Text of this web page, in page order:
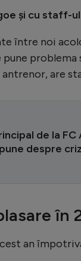
și cu staff-ul
între noi
are
de la FC
despre
în
an